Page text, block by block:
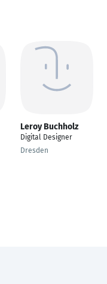
Leroy Buchholz
Digital Designer
Dresden